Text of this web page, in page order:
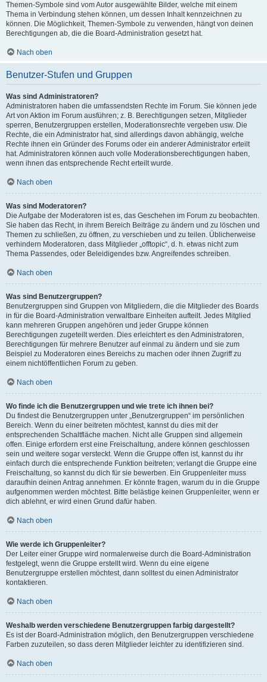
Themen-Symbole sind vom Autor ausgewählte Bilder, welche mit einem
Thema in Verbindung stehen können, um dessen Inhalt kennzeichnen zu
können. Die Möglichkeit, Themen-Symbole zu verwenden, hängt von deinen
Berechtigungen ab, die die Board-Administration gesetzt hat.
Nach oben
Benutzer-Stufen und Gruppen
Was sind Administratoren?
Administratoren haben die umfassendsten Rechte im Forum. Sie können jede
Art von Aktion im Forum ausführen; z. B. Berechtigungen setzen, Mitglieder
sperren, Benutzergruppen erstellen, Moderationsrechte vergeben usw. Die
Rechte, die ein Administrator hat, sind allerdings davon abhängig, welche
Rechte ihnen ein Gründer des Forums oder ein anderer Administrator erteilt
hat. Administratoren können auch volle Moderationsberechtigungen haben,
wenn ihnen das entsprechende Recht erteilt wurde.
Nach oben
Was sind Moderatoren?
Die Aufgabe der Moderatoren ist es, das Geschehen im Forum zu beobachten.
Sie haben das Recht, in ihrem Bereich Beiträge zu ändern und zu löschen und
Themen zu schließen, zu öffnen, zu verschieben und zu teilen. Üblicherweise
verhindern Moderatoren, dass Mitglieder „offtopic“, d. h. etwas nicht zum
Thema Passendes, oder Beleidigendes bzw. Angreifendes schreiben.
Nach oben
Was sind Benutzergruppen?
Benutzergruppen sind Gruppen von Mitgliedern, die die Mitglieder des Boards
in für die Board-Administration verwaltbare Einheiten aufteilt. Jedes Mitglied
kann mehreren Gruppen angehören und jeder Gruppe können
Berechtigungen zugeteilt werden. Dies erleichtert es den Administratoren,
Berechtigungen für mehrere Benutzer auf einmal zu ändern und sie zum
Beispiel zu Moderatoren eines Bereichs zu machen oder ihnen Zugriff zu
einem nichtöffentlichen Forum zu geben.
Nach oben
Wo finde ich die Benutzergruppen und wie trete ich ihnen bei?
Du findest die Benutzergruppen unter „Benutzergruppen“ im persönlichen
Bereich. Wenn du einer beitreten möchtest, kannst du dies mit der
entsprechenden Schaltfläche machen. Nicht alle Gruppen sind allgemein
offen. Einige erfordern erst eine Freischaltung, andere können geschlossen
sein und weitere sogar versteckt. Wenn die Gruppe offen ist, kannst du ihr
einfach durch die entsprechende Funktion beitreten; verlangt die Gruppe eine
Freischaltung, so kannst du dich für sie bewerben. Ein Gruppenleiter muss
daraufhin deinen Antrag annehmen. Er könnte fragen, warum du in die Gruppe
aufgenommen werden möchtest. Bitte belästige keinen Gruppenleiter, wenn er
dich ablehnt, er wird einen Grund dafür haben.
Nach oben
Wie werde ich Gruppenleiter?
Der Leiter einer Gruppe wird normalerweise durch die Board-Administration
festgelegt, wenn die Gruppe erstellt wird. Wenn du eine eigene
Benutzergruppe erstellen möchtest, dann solltest du einen Administrator
kontaktieren.
Nach oben
Weshalb werden verschiedene Benutzergruppen farbig dargestellt?
Es ist der Board-Administration möglich, den Benutzergruppen verschiedene
Farben zuzuteilen, so dass deren Mitglieder leichter zu identifizieren sind.
Nach oben